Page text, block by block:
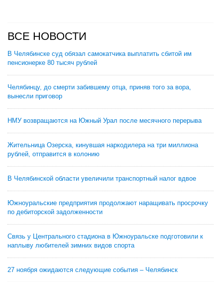
ВСЕ НОВОСТИ
В Челябинске суд обязал самокатчика выплатить сбитой им
пенсионерке 80 тысяч рублей
Челябинцу, до смерти забившему отца, приняв того за вора,
вынесли приговор
НМУ возвращаются на Южный Урал после месячного перерыва
Жительница Озерска, кинувшая наркодилера на три миллиона
рублей, отправится в колонию
В Челябинской области увеличили транспортный налог вдвое
Южноуральские предприятия продолжают наращивать просрочку
по дебиторской задолженности
Связь у Центрального стадиона в Южноуральске подготовили к
наплыву любителей зимних видов спорта
27 ноября ожидаются следующие события – Челябинск